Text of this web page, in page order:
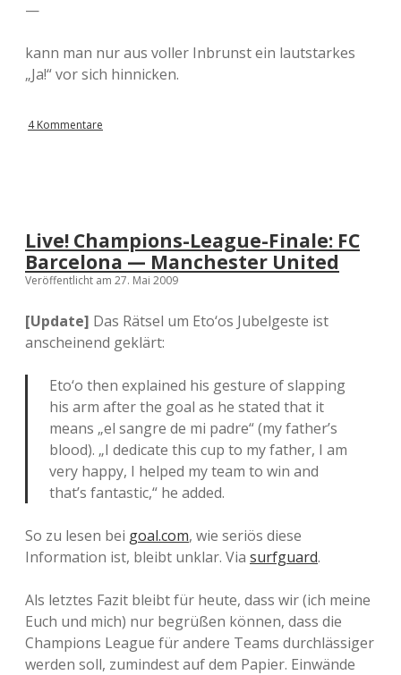
—
kann man nur aus voller Inbrunst ein lautstarkes
„Ja!“ vor sich hinnicken.
4 Kommentare
Live! Champions-League-Finale: FC
Barcelona — Manchester United
Veröffentlicht am 27. Mai 2009
[Update] Das Rätsel um Eto‘os Jubelgeste ist
anscheinend geklärt:
Eto‘o then explained his gesture of slapping
his arm after the goal as he stated that it
means „el sangre de mi padre“ (my father’s
blood). „I dedicate this cup to my father, I am
very happy, I helped my team to win and
that’s fantastic,“ he added.
So zu lesen bei goal.com, wie seriös diese
Information ist, bleibt unklar. Via surfguard.
Als letztes Fazit bleibt für heute, dass wir (ich meine
Euch und mich) nur begrüßen können, dass die
Champions League für andere Teams durchlässiger
werden soll, zumindest auf dem Papier. Einwände